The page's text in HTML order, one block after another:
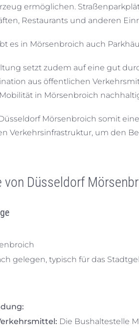
ermöglichen.
Restaurants und anderen
es in Mörsenbroich auch
setzt zudem auf eine gut
aus öffentlichen
in Mörsenbroich
Mörsenbroich somit
Verkehrsinfrastruktur, um den
von Düsseldorf
gelegen, typisch für das
Die Bushaltestelle